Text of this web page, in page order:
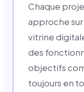
Chaque
approche
vitrine
des
objectifs
toujours en